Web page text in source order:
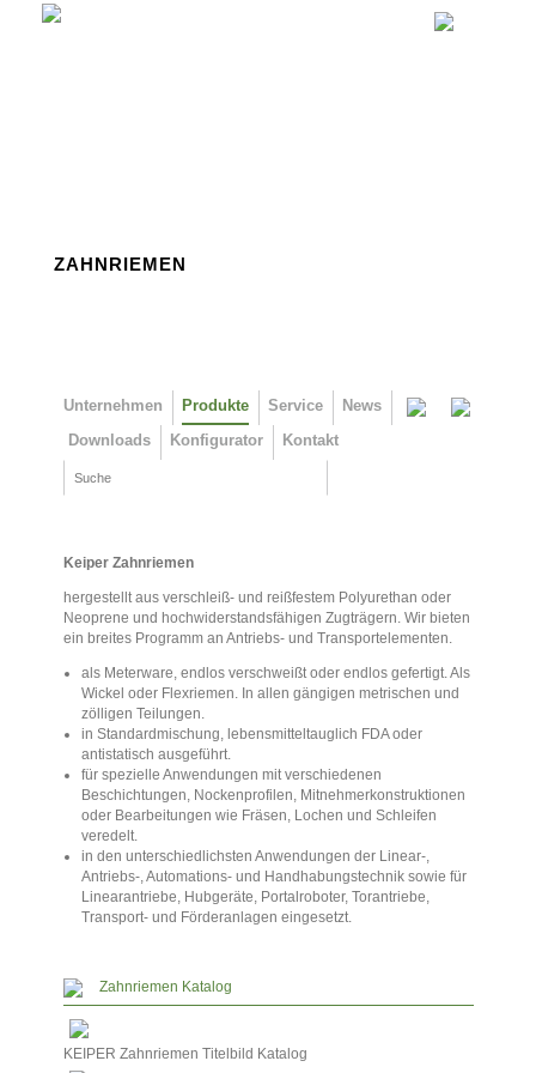
Direkt zum Inhalt
ZAHNRIEMEN
Unternehmen Produkte Service
News
Downloads
Konfigurator Kontakt
Suchformular
Suche
Keiper Zahnriemen
hergestellt aus verschleiß- und reißfestem Polyurethan oder
Neoprene und hochwiderstandsfähigen Zugträgern. Wir bieten
ein breites Programm an Antriebs- und Transportelementen.
als Meterware, endlos verschweißt oder endlos gefertigt. Als
Wickel oder Flexriemen. In allen gängigen metrischen und
zölligen Teilungen.
in Standardmischung, lebensmitteltauglich FDA oder
antistatisch ausgeführt.
für spezielle Anwendungen mit verschiedenen
Beschichtungen, Nockenprofilen, Mitnehmerkonstruktionen
oder Bearbeitungen wie Fräsen, Lochen und Schleifen
veredelt.
in den unterschiedlichsten Anwendungen der Linear-,
Antriebs-, Automations- und Handhabungstechnik sowie für
Linearantriebe, Hubgeräte, Portalroboter, Torantriebe,
Transport- und Förderanlagen eingesetzt.
Zahnriemen Katalog
KEIPER Zahnriemen Titelbild Katalog